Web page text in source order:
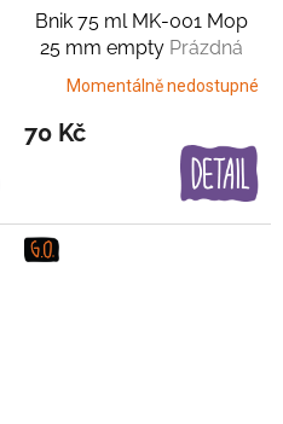
Bnik 75 ml MK-001 Mop
25 mm empty Prázdná
varianta
Momentálně nedostupné
70 Kč